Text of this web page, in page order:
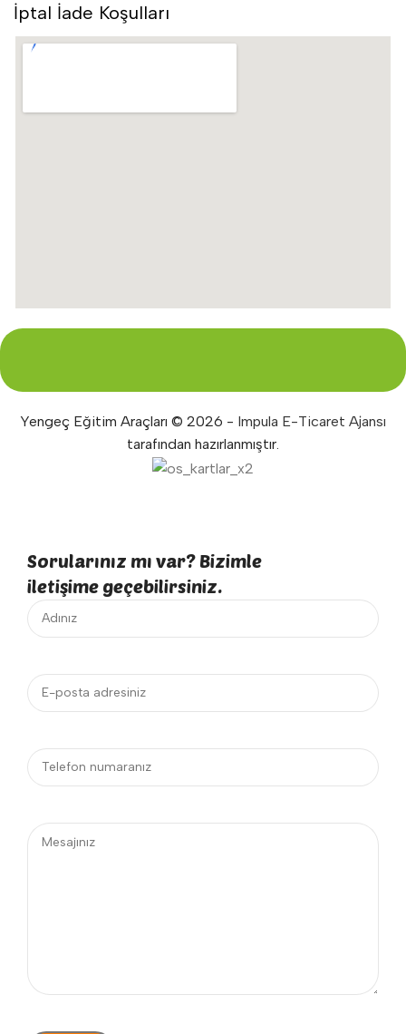
İptal İade Koşulları
Yengeç Eğitim Araçları © 2026 - Impula E-Ticaret Ajansı
tarafından hazırlanmıştır.
Sorularınız mı var? Bizimle
iletişime geçebilirsiniz.